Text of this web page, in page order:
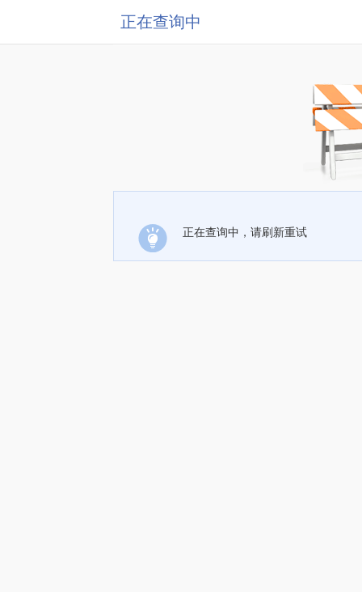
正在查询中
正在查询中，请刷新重试